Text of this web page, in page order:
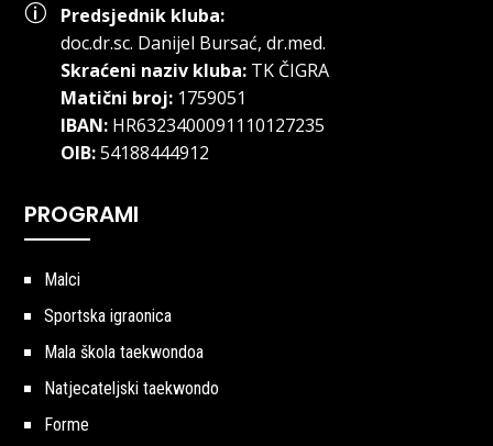
p
Predsjednik kluba:
doc.dr.sc. Danijel Bursać, dr.med.
Skraćeni naziv kluba:TK ČIGRA
Matični broj:1759051
IBAN:HR6323400091110127235
OIB:54188444912
PROGRAMI
Malci
Sportska igraonica
Mala škola taekwondoa
Natjecateljski taekwondo
Forme